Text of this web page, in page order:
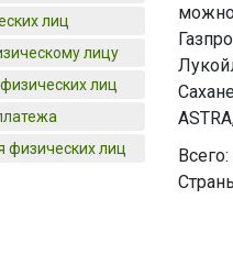
лиц
лицу
лиц
физических лиц
можно